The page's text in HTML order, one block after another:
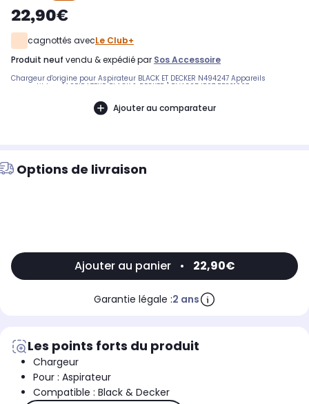
22,90€
cagnottés avecLe Club+
produit neuf vendu & expédié par Sos Accessoire
Chargeur d'origine pour Aspirateur BLACK ET DECKER N494247 Appareils
compatibles : [ASPIRATEUR BLACK & DECKER:] DVA325JP07 BB331007
Ajouter au comparateur
Options de livraison
Ajouter au panier • 22,90€
Garantie légale :2 ans
Les points forts du produit
Chargeur
Pour : Aspirateur
Compatible : Black & Decker